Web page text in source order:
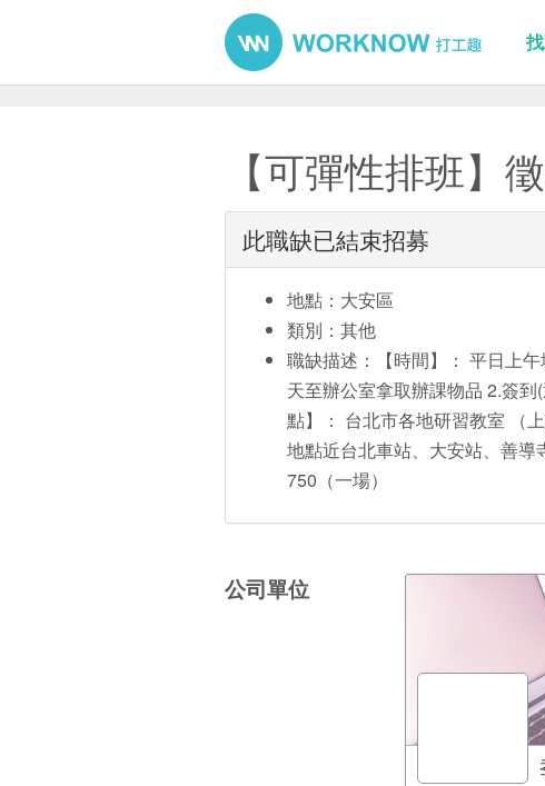
【可彈性排班】
此職缺已結束招募
地點：大安區
類別：其他
職缺描述：【時間】： 平日上
天至辦公室拿取辦課物品 2.簽
點】： 台北市各地研習教室 （
地點近台北車站、大安站、善導
750（一場）
公司單位